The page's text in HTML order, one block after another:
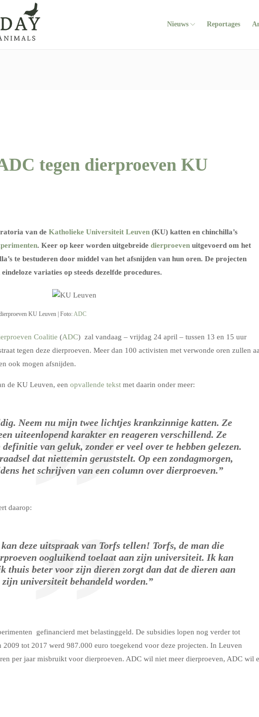
Nieuws Reportages
tegen dierproeven KU
van de Katholieke Universiteit Leuven (KU) katten en chinchilla’s
. Keer op keer worden uitgebreide dierproeven uitgevoerd om het
te bestuderen door middel van het afsnijden van hun oren. De projecten
variaties op steeds dezelfde procedures.
KU Leuven | Foto:ADC
Coalitie (ADC) zal vandaag – vrijdag 24 april – tussen 13 en 15 uur
tegen deze dierproeven. Meer dan 100 activisten met verwonde oren zullen
ook mogen afsnijden.
de KU Leuven, een opvallende tekst met daarin onder meer:
Neem nu mijn twee lichtjes krankzinnige katten. Ze
uiteenlopend karakter en reageren verschillend. Ze
definitie van geluk, zonder er veel over te hebben gelezen.
dat niettemin geruststelt. Op een zondagmorgen,
het schrijven van een column over dierproeven.”
daarop:
deze uitspraak van Torfs tellen! Torfs, de man die
oogluikend toelaat aan zijn universiteit. Ik kan
thuis beter voor zijn dieren zorgt dan dat de dieren aan
zijn universiteit behandeld worden.”
gefinancierd met belastinggeld. De subsidies lopen nog verder tot
2009 tot 2017 werd 987.000 euro toegekend voor deze projecten. In Leuven
per jaar misbruikt voor dierproeven. ADC wil niet meer dierproeven, ADC wil